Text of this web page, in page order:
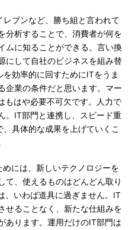
ブンなど、勝ち組と言われて
分析することで、消費者が何を
ムに知ることができる。言い換
にして自社のビジネスを組み替
効率的に回すためにITをうま
企業の条件だと思います。マー
もはや必要不可欠です。人力で
。IT部門と連携し、スピード重
具体的な成果を上げていくこ
には、新しいテクノロジーを
て、使えるものはどんどん取り
、いわば道具に過ぎません。IT
せることなく、新たな仕組みを
あります。運用だけのIT部門は